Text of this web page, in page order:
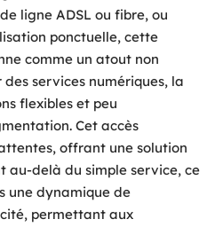
ligne ADSL ou fibre, ou
ponctuelle, cette
comme un atout non
des services numériques, la
flexibles et peu
Cet accès
offrant une solution
au-delà du simple service, ce
une dynamique de
permettant aux